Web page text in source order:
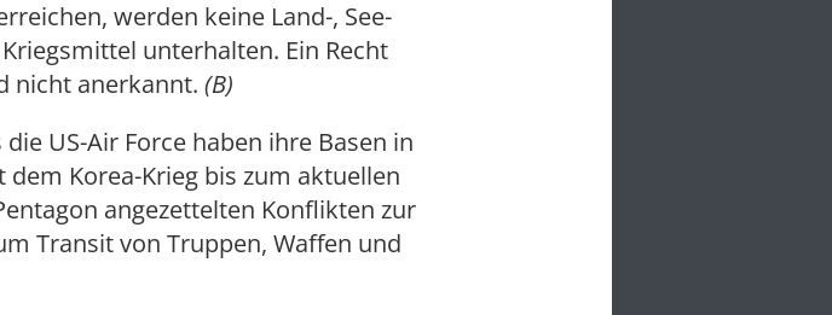
werden keine Land-, See-
unterhalten. Ein Recht
nicht anerkannt. (B)
US-Air Force haben ihre Basen in
Korea-Krieg bis zum aktuellen
angezettelten Konflikten zur
Transit von Truppen, Waffen und